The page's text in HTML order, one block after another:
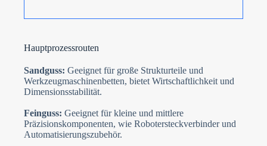
Hauptprozessrouten
Sandguss: Geeignet für große Strukturteile und
Werkzeugmaschinenbetten, bietet Wirtschaftlichkeit und
Dimensionsstabilität.
Feinguss: Geeignet für kleine und mittlere
Präzisionskomponenten, wie Robotersteckverbinder und
Automatisierungszubehör.